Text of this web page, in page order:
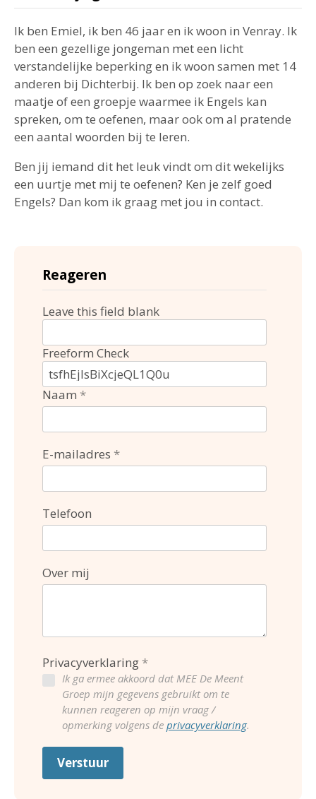
Ik ben Emiel, ik ben 46 jaar en ik woon in Venray. Ik
ben een gezellige jongeman met een licht
verstandelijke beperking en ik woon samen met 14
anderen bij Dichterbij. Ik ben op zoek naar een
maatje of een groepje waarmee ik Engels kan
spreken, om te oefenen, maar ook om al pratende
een aantal woorden bij te leren.
Ben jij iemand dit het leuk vindt om dit wekelijks
een uurtje met mij te oefenen? Ken je zelf goed
Engels? Dan kom ik graag met jou in contact.
Reageren
Leave this field blank
Freeform Check
Naam
E-mailadres
Telefoon
Over mij
Privacyverklaring
Ik ga ermee akkoord dat MEE De Meent
Groep mijn gegevens gebruikt om te
kunnen reageren op mijn vraag /
opmerking volgens de privacyverklaring.
Verstuur